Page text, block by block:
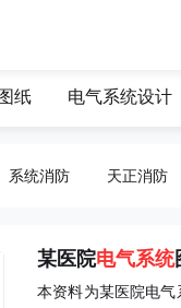
纸 电气系统设计
系统消防 天正消防
某医院电气系统
本资料为某医院电气